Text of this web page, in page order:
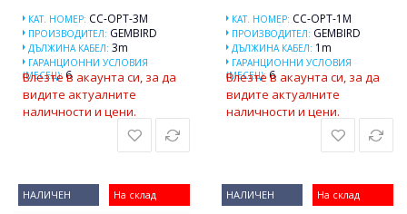
КАТ. НОМЕР: CC-OPT-3M
ПРОИЗВОДИТЕЛ: GEMBIRD
ДЪЛЖИНА КАБЕЛ: 3m
ГАРАНЦИОННИ УСЛОВИЯ
(МЕСЕЦ): 6
Влезте в акаунта си, за да
видите актуалните
наличности и цени.
КАТ. НОМЕР: CC-OPT-1M
ПРОИЗВОДИТЕЛ: GEMBIRD
ДЪЛЖИНА КАБЕЛ: 1m
ГАРАНЦИОННИ УСЛОВИЯ
(МЕСЕЦ): 6
Влезте в акаунта си, за да
видите актуалните
наличности и цени.
На склад
НАЛИЧЕН На склад
НАЛИЧЕН